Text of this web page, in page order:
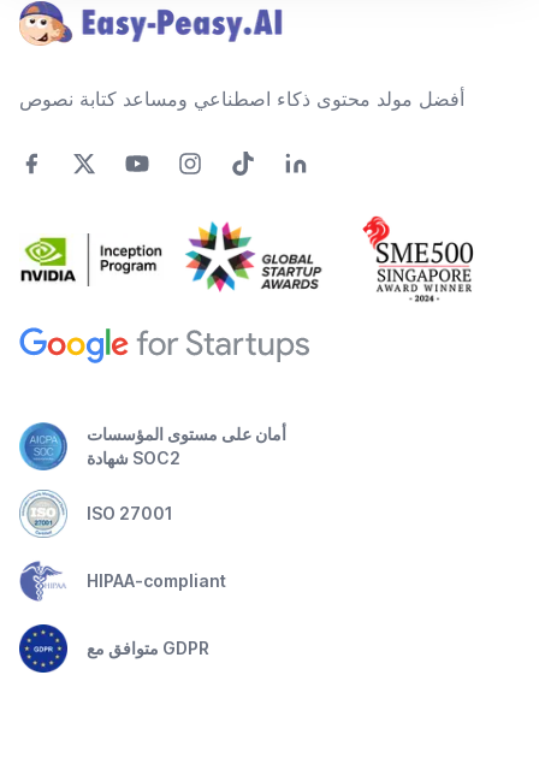
أفضل مولد محتوى ذكاء اصطناعي ومساعد كتابة نصوص
أمان على مستوى المؤسسات
شهادة SOC2
ISO 27001
HIPAA-compliant
متوافق مع GDPR